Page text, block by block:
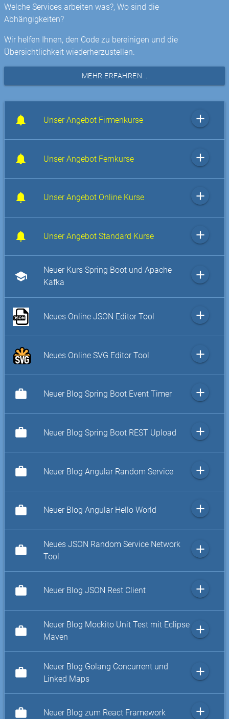
Welche Services arbeiten was?, Wo sind die
Abhängigkeiten?
Wir helfen Ihnen, den Code zu bereinigen und die
Übersichtlichkeit wiederherzustellen.
MEHR ERFAHREN...
Unser Angebot Firmenkurse add
Unser Angebot Fernkurse add
Unser Angebot Online Kurse add
Unser Angebot Standard Kurse add
school
Neuer Kurs Spring Boot und Apache
Kafka
add
Neues Online JSON Editor Tool add
Neues Online SVG Editor Tool add
work Neuer Blog Spring Boot Event Timer add
work Neuer Blog Spring Boot REST Upload add
work Neuer Blog Angular Random Service add
work Neuer Blog Angular Hello World add
work
Neues JSON Random Service Network
Tool
add
work Neuer Blog JSON Rest Client add
work
Neuer Blog Mockito Unit Test mit Eclipse
Maven
add
work
Neuer Blog Golang Concurrent und
Linked Maps
add
work Neuer Blog zum React Framework add